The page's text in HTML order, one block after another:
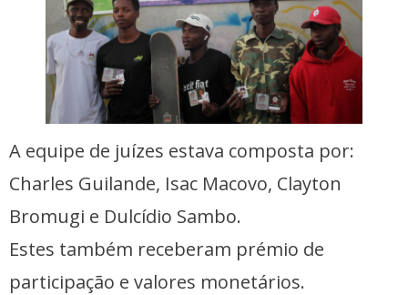
A equipe de juízes estava composta por:
Charles Guilande, Isac Macovo, Clayton
Bromugi e Dulcídio Sambo.
Estes também receberam prémio de
participação e valores monetários.